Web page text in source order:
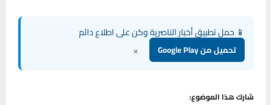
📱 حمل تطبيق أخبار الناصرية وكن على اطلاع دائم
تحميل من Google Play ×
شارك هذا الموضوع: